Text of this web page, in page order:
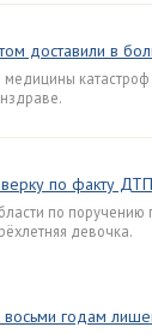
доставили в
по факту
по
девочка.
годам